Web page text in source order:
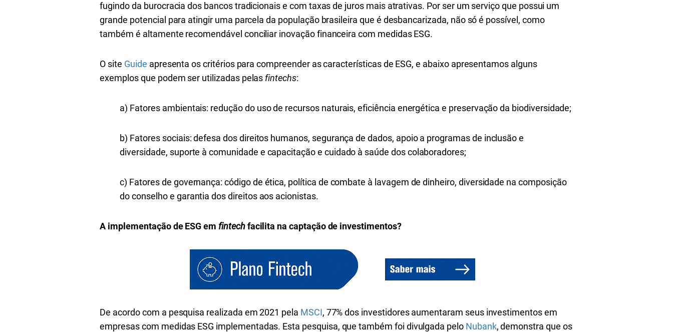
fugindo da burocracia dos bancos tradicionais e com taxas de juros mais atrativas. Por ser um serviço que possui um
grande potencial para atingir uma parcela da população brasileira que é desbancarizada, não só é possível, como
também é altamente recomendável conciliar inovação financeira com medidas ESG.
O site Guide apresenta os critérios para compreender as características de ESG, e abaixo apresentamos alguns
exemplos que podem ser utilizadas pelas fintechs:
a) Fatores ambientais: redução do uso de recursos naturais, eficiência energética e preservação da biodiversidade;
b) Fatores sociais: defesa dos direitos humanos, segurança de dados, apoio a programas de inclusão e
diversidade, suporte à comunidade e capacitação e cuidado à saúde dos colaboradores;
c) Fatores de governança: código de ética, política de combate à lavagem de dinheiro, diversidade na composição
do conselho e garantia dos direitos aos acionistas.
A implementação de ESG em fintechfacilita na captação de investimentos?
De acordo com a pesquisa realizada em 2021 pela MSCI, 77% dos investidores aumentaram seus investimentos em
empresas com medidas ESG implementadas. Esta pesquisa, que também foi divulgada pelo Nubank, demonstra que os